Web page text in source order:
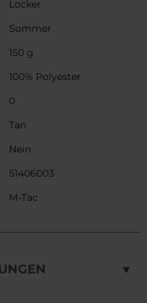
Locker
Sommer
150 g
100% Polyester
0
Tan
Nein
51406003
M-Tac